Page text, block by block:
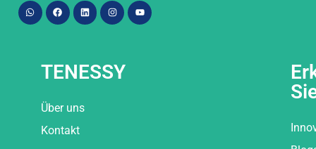
TENESSY
Über uns
Kontakt